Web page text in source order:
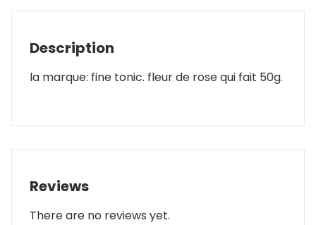
Description
la marque: fine tonic. fleur de rose qui fait 50g.
Reviews
There are no reviews yet.